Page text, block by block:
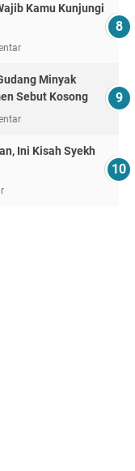
Kamu Kunjungi
Minyak
Sebut Kosong
Ini Kisah Syekh